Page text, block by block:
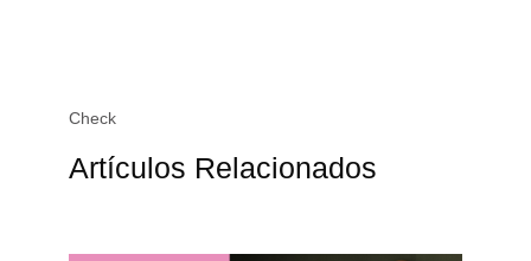
Check
Artículos Relacionados